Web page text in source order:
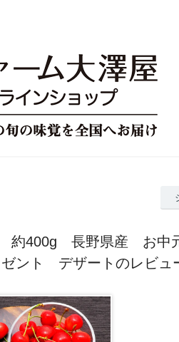
約400g 長野県産 お
ント デザートのレビュ